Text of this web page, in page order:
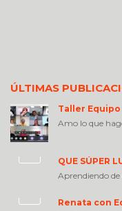
ÚLTIMAS
Taller Equipo
Amo lo que
QUE SÚPER
Aprendiendo de
Renata con